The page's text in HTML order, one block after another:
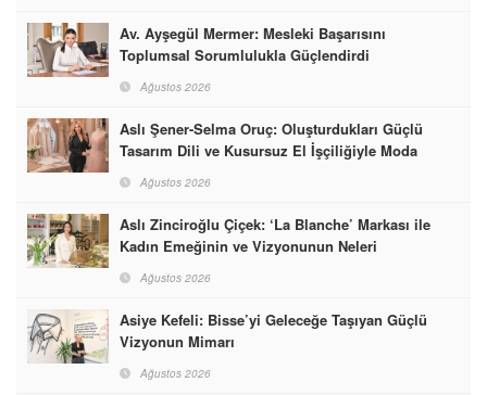
Av. Ayşegül Mermer: Mesleki Başarısını
Toplumsal Sorumlulukla Güçlendirdi
Ağustos 2026
Aslı Şener-Selma Oruç: Oluşturdukları Güçlü
Tasarım Dili ve Kusursuz El İşçiliğiyle Moda
Dünyasına İmzalarını Attılar
Ağustos 2026
Aslı Zinciroğlu Çiçek: ‘La Blanche’ Markası ile
Kadın Emeğinin ve Vizyonunun Neleri
Başarabileceğinin En Güzel Örneğini Sunuyor
Ağustos 2026
Asiye Kefeli: Bisse’yi Geleceğe Taşıyan Güçlü
Vizyonun Mimarı
Ağustos 2026